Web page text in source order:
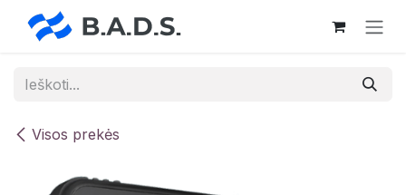
Skip to Content
Visos prekės